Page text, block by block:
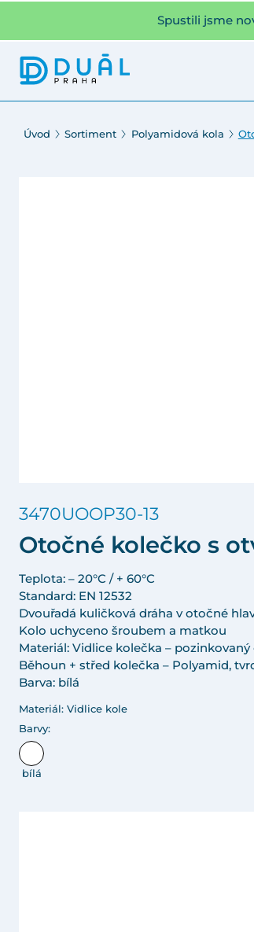
Spustili jsme
Úvod Sortiment Polyamidová kola
3470UOOP30-13
Otočné kolečko s
Teplota: – 20°C / + 60°C
Standard: EN 12532
Dvouřadá kuličková dráha v otočné
Kolo uchyceno šroubem a matkou
Materiál: Vidlice kolečka – pozinkovaný
Běhoun + střed kolečka – Polyamid,
Barva: bílá
Materiál: Vidlice kole
Barvy:
bílá